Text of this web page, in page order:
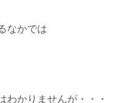
なかでは
わかりませんが・・・